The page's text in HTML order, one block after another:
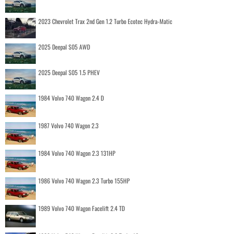
2023 Chevrolet Trax 2nd Gen 1.2 Turbo Ecotec Hydra-Matic
2025 Deepal S05 AWD
2025 Deepal S05 1.5 PHEV
1984 Volvo 740 Wagon 2.4 D
1987 Volvo 740 Wagon 2.3
1984 Volvo 740 Wagon 2.3 131HP
1986 Volvo 740 Wagon 2.3 Turbo 155HP
1989 Volvo 740 Wagon Facelift 2.4 TD